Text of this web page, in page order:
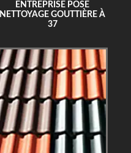
ENTREPRISE POSE
NETTOYAGE GOUTTIÈRE À
37